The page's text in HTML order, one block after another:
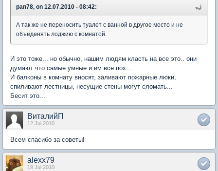
pan78, on 12.07.2010 - 08:42:
А так же не переносить туалет с ванной в другое место и не
объеденять лоджию с комнатой.
И это тоже... но обычно, нашим людям класть на все это.. они
думают что самые умные и им все пох...
И балконы в комнату вносят, заливают пожарные люки,
спиливают лестницы, несущие стены могут сломать...
Бесит это...
ВиталийП
12 Jul 2010
Всем спасибо за советы!
alexx79
19 Jul 2010